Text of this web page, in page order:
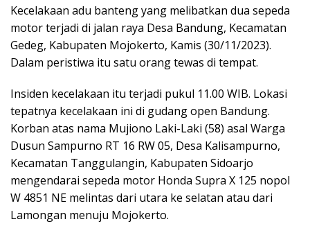
Kecelakaan adu banteng yang melibatkan dua sepeda
motor terjadi di jalan raya Desa Bandung, Kecamatan
Gedeg, Kabupaten Mojokerto, Kamis (30/11/2023).
Dalam peristiwa itu satu orang tewas di tempat.
Insiden kecelakaan itu terjadi pukul 11.00 WIB. Lokasi
tepatnya kecelakaan ini di gudang open Bandung.
Korban atas nama Mujiono Laki-Laki (58) asal Warga
Dusun Sampurno RT 16 RW 05, Desa Kalisampurno,
Kecamatan Tanggulangin, Kabupaten Sidoarjo
mengendarai sepeda motor Honda Supra X 125 nopol
W 4851 NE melintas dari utara ke selatan atau dari
Lamongan menuju Mojokerto.